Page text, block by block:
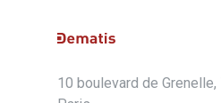
10 boulevard de Grenelle,